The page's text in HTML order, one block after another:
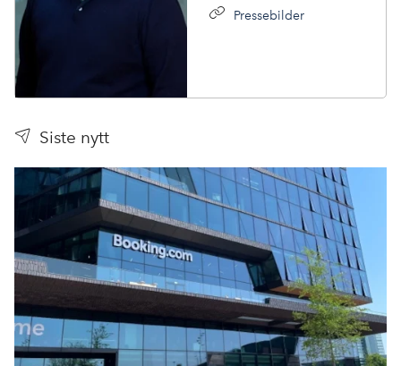
Pressebilder
Siste nytt